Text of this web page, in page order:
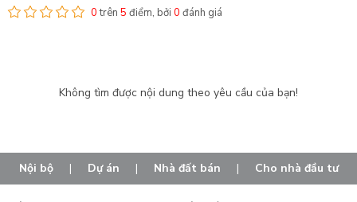
Nam Từ Liêm Cho thuê nhà tại Xuân Phương
0trên 5 điểm, bởi 0 đánh giá
Không tìm được nội dung theo yêu cầu của bạn!
Nội bộ | Dự án | Nhà đất bán | Cho nhà đầu tư